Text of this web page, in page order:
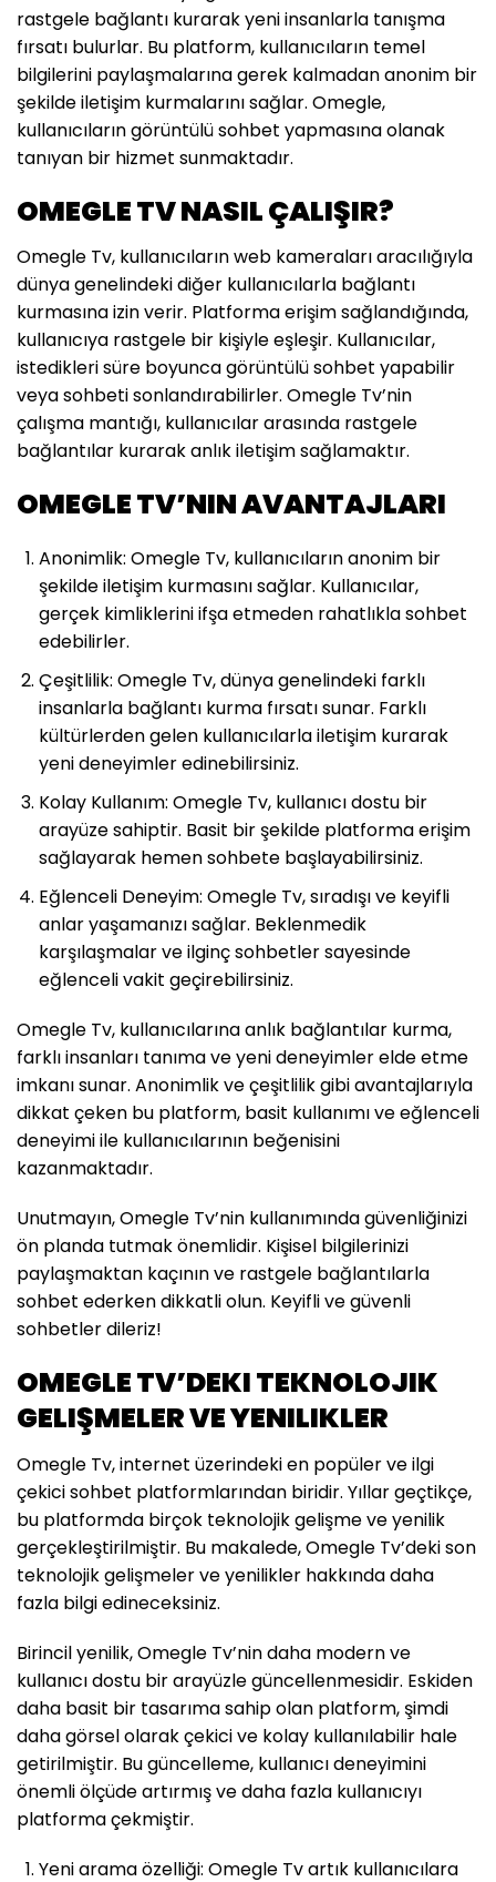
rastgele bağlantı kurarak yeni insanlarla tanışma
fırsatı bulurlar. Bu platform, kullanıcıların temel
bilgilerini paylaşmalarına gerek kalmadan anonim bir
şekilde iletişim kurmalarını sağlar. Omegle,
kullanıcıların görüntülü sohbet yapmasına olanak
tanıyan bir hizmet sunmaktadır.
OMEGLE TV NASIL ÇALIŞIR?
Omegle Tv, kullanıcıların web kameraları aracılığıyla
dünya genelindeki diğer kullanıcılarla bağlantı
kurmasına izin verir. Platforma erişim sağlandığında,
kullanıcıya rastgele bir kişiyle eşleşir. Kullanıcılar,
istedikleri süre boyunca görüntülü sohbet yapabilir
veya sohbeti sonlandırabilirler. Omegle Tv’nin
çalışma mantığı, kullanıcılar arasında rastgele
bağlantılar kurarak anlık iletişim sağlamaktır.
OMEGLE TV’NIN AVANTAJLARI
Anonimlik: Omegle Tv, kullanıcıların anonim bir
şekilde iletişim kurmasını sağlar. Kullanıcılar,
gerçek kimliklerini ifşa etmeden rahatlıkla sohbet
edebilirler.
Çeşitlilik: Omegle Tv, dünya genelindeki farklı
insanlarla bağlantı kurma fırsatı sunar. Farklı
kültürlerden gelen kullanıcılarla iletişim kurarak
yeni deneyimler edinebilirsiniz.
Kolay Kullanım: Omegle Tv, kullanıcı dostu bir
arayüze sahiptir. Basit bir şekilde platforma erişim
sağlayarak hemen sohbete başlayabilirsiniz.
Eğlenceli Deneyim: Omegle Tv, sıradışı ve keyifli
anlar yaşamanızı sağlar. Beklenmedik
karşılaşmalar ve ilginç sohbetler sayesinde
eğlenceli vakit geçirebilirsiniz.
Omegle Tv, kullanıcılarına anlık bağlantılar kurma,
farklı insanları tanıma ve yeni deneyimler elde etme
imkanı sunar. Anonimlik ve çeşitlilik gibi avantajlarıyla
dikkat çeken bu platform, basit kullanımı ve eğlenceli
deneyimi ile kullanıcılarının beğenisini
kazanmaktadır.
Unutmayın, Omegle Tv’nin kullanımında güvenliğinizi
ön planda tutmak önemlidir. Kişisel bilgilerinizi
paylaşmaktan kaçının ve rastgele bağlantılarla
sohbet ederken dikkatli olun. Keyifli ve güvenli
sohbetler dileriz!
OMEGLE TV’DEKI TEKNOLOJIK
GELIŞMELER VE YENILIKLER
Omegle Tv, internet üzerindeki en popüler ve ilgi
çekici sohbet platformlarından biridir. Yıllar geçtikçe,
bu platformda birçok teknolojik gelişme ve yenilik
gerçekleştirilmiştir. Bu makalede, Omegle Tv’deki son
teknolojik gelişmeler ve yenilikler hakkında daha
fazla bilgi edineceksiniz.
Birincil yenilik, Omegle Tv’nin daha modern ve
kullanıcı dostu bir arayüzle güncellenmesidir. Eskiden
daha basit bir tasarıma sahip olan platform, şimdi
daha görsel olarak çekici ve kolay kullanılabilir hale
getirilmiştir. Bu güncelleme, kullanıcı deneyimini
önemli ölçüde artırmış ve daha fazla kullanıcıyı
platforma çekmiştir.
Yeni arama özelliği: Omegle Tv artık kullanıcılara